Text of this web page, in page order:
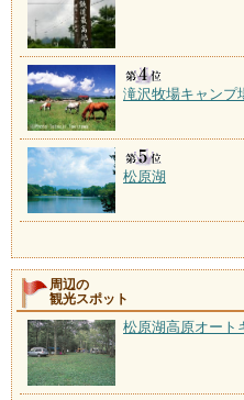
滝沢牧場キャンプ
松原湖
周辺の
観光スポット
松原湖高原オート